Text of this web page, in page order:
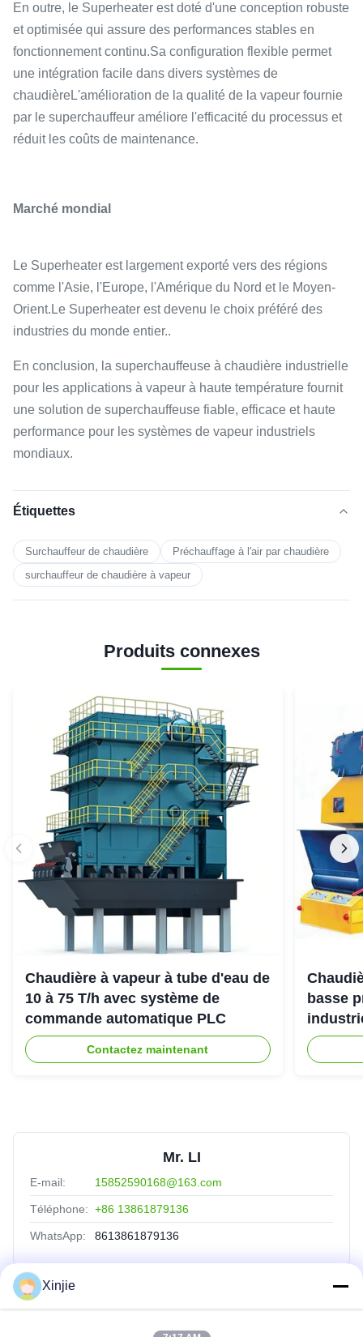
En outre, le Superheater est doté d'une conception robuste
et optimisée qui assure des performances stables en
fonctionnement continu.Sa configuration flexible permet
une intégration facile dans divers systèmes de
chaudièreL'amélioration de la qualité de la vapeur fournie
par le superchauffeur améliore l'efficacité du processus et
réduit les coûts de maintenance.
Marché mondial
Le Superheater est largement exporté vers des régions
comme l'Asie, l'Europe, l'Amérique du Nord et le Moyen-
Orient.Le Superheater est devenu le choix préféré des
industries du monde entier..
En conclusion, la superchauffeuse à chaudière industrielle
pour les applications à vapeur à haute température fournit
une solution de superchauffeuse fiable, efficace et haute
performance pour les systèmes de vapeur industriels
mondiaux.
Étiquettes
Surchauffeur de chaudière
Préchauffage à l'air par chaudière
surchauffeur de chaudière à vapeur
Produits connexes
Chaudière à vapeur à tube d'eau de
10 à 75 T/h avec système de
commande automatique PLC
Contactez maintenant
basse
Mr. LI
E-mail: 15852590168@163.com
Téléphone: +86 13861879136
WhatsApp: 8613861879136
Liens Rapides
Xinjie